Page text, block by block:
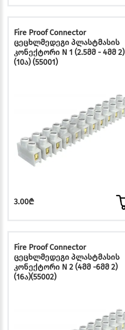
Fire Proof Connector
ცეცხლმედეგი პლასტმასის
კონექტორი N 1 (2.5მმ - 4მმ 2)
(10ა) (55001)
3.00₾
Fire Proof Connector
ცეცხლმედეგი პლასტმასის
კონექტორი N 2 (4მმ -6მმ 2)
(16ა)(55002)